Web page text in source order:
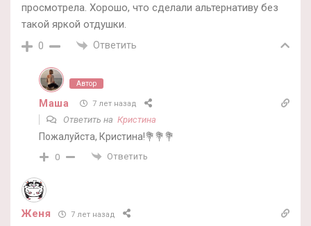
просмотрела. Хорошо, что сделали альтернативу без
такой яркой отдушки.
0 Ответить
Автор
Маша 7 лет назад
Ответить на Кристина
Пожалуйста, Кристина!💐💐💐
0 Ответить
Женя 7 лет назад